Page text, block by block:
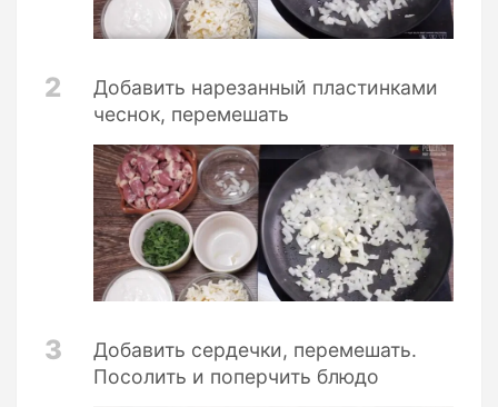
2
Добавить нарезанный пластинками
чеснок, перемешать
3
Добавить сердечки, перемешать.
Посолить и поперчить блюдо